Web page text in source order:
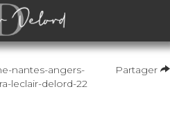
Partager
nantes-angers-
leclair-delord-22